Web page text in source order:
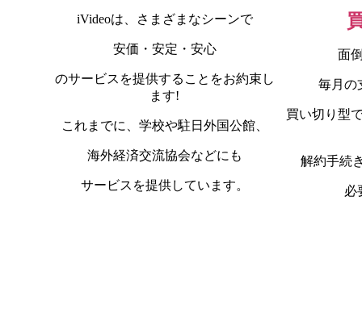
iVideoは、さまざまなシーンで
安価・安定・安心
のサービスを提供することをお約束し
ます!
これまでに、学校や駐日外国公館、
海外経済交流協会などにも
サービスを提供しています。
面
毎月の
買い切り型
解約手続
必